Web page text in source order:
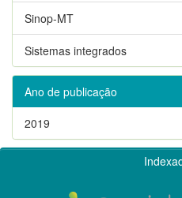
Sinop-MT
Sistemas integrados
Ano de publicação
2019